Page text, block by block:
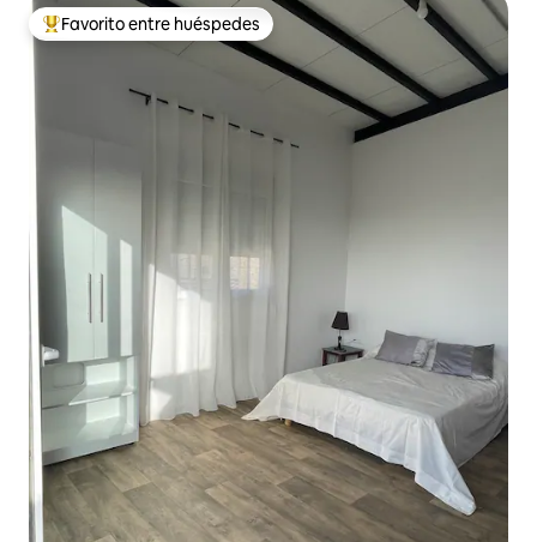
De los mejores en Favorito entre huéspedes
Favorito entre huéspedes